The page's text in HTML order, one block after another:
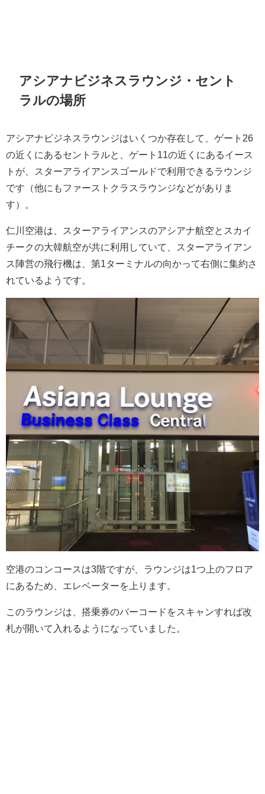
アシアナビジネスラウンジ・セント
ラルの場所
アシアナビジネスラウンジはいくつか存在して、ゲート26
の近くにあるセントラルと、ゲート11の近くにあるイース
トが、スターアライアンスゴールドで利用できるラウンジ
です（他にもファーストクラスラウンジなどがありま
す）。
仁川空港は、スターアライアンスのアシアナ航空とスカイ
チークの大韓航空が共に利用していて、スターアライアン
ス陣営の飛行機は、第1ターミナルの向かって右側に集約さ
れているようです。
空港のコンコースは3階ですが、ラウンジは1つ上のフロア
にあるため、エレベーターを上ります。
このラウンジは、搭乗券のバーコードをスキャンすれば改
札が開いて入れるようになっていました。